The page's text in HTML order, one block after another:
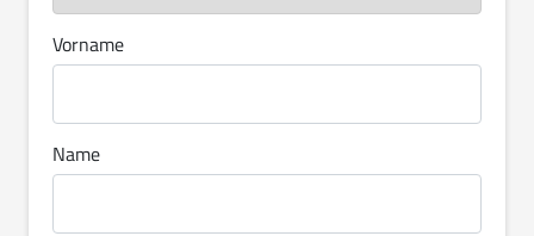
Vorname
Name